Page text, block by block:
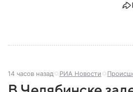
14 часов назад РИА Новости